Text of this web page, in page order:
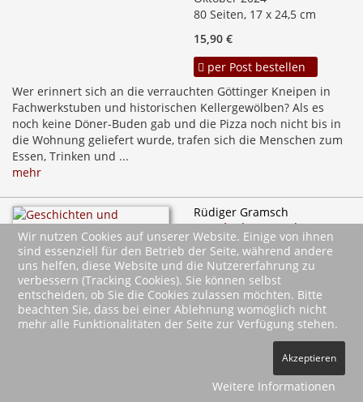
80 Seiten, 17 x 24,5 cm
15,90 €
per Post bestellen
Wer erinnert sich an die verrauchten Göttinger Kneipen in
Fachwerkstuben und historischen Kellergewölben? Als es
noch keine Döner-Buden gab und die Pizza noch nicht bis in
die Wohnung geliefert wurde, trafen sich die Menschen zum
Essen, Trinken und ...
mehr
Rüdiger Gramsch
Geschichten und
Anekdoten aus
Göppingen
Kalte Duschen und heiße
Reifen
September 2012
80 Seiten, 13,2 x 21 cm
per Post bestellen
Wir nutzen Cookies auf unserer Website. Einige von ihnen
sind essenziell für den Betrieb der Seite, während andere
uns helfen, diese Website und die Nutzererfahrung zu
verbessern (Tracking Cookies). Sie können selbst
entscheiden, ob Sie die Cookies zulassen möchten. Bitte
beachten Sie, dass bei einer Ablehnung womöglich nicht
mehr alle Funktionalitäten der Seite zur Verfügung stehen.
Akzeptieren
Weitere Informationen